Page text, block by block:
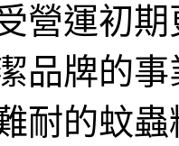
營運初期
品牌的
耐的蚊